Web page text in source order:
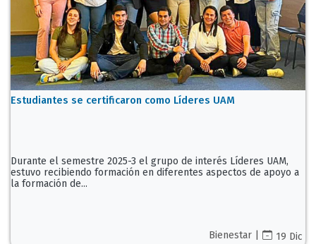
Estudiantes se certificaron como Líderes UAM
Durante el semestre 2025-3 el grupo de interés Líderes UAM,
estuvo recibiendo formación en diferentes aspectos de apoyo a
la formación de...
Bienestar | 19 Dic